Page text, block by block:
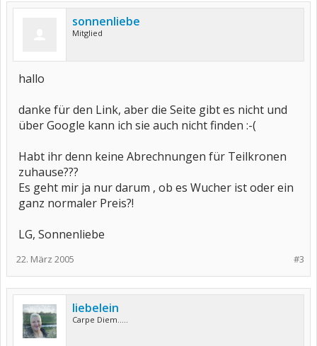
sonnenliebe
Mitglied
hallo
danke für den Link, aber die Seite gibt es nicht und
über Google kann ich sie auch nicht finden :-(
Habt ihr denn keine Abrechnungen für Teilkronen
zuhause???
Es geht mir ja nur darum , ob es Wucher ist oder ein
ganz normaler Preis?!
LG, Sonnenliebe
#3
22. März 2005
liebelein
Carpe Diem.....